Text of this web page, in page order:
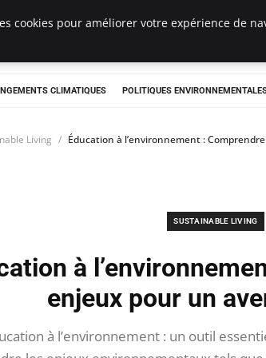
CLIMATIQUES POLITIQUES
Living Éducation à l’environnement :
SUSTAINABLE LIVING
à
enjeux pour un
à l’environnement : un outil
cookies pour améliorer votre expérience de